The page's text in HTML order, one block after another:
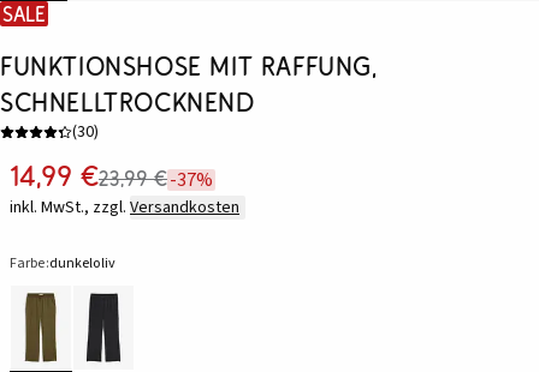
SALE
Funktionshose mit Raffung,
schnelltrocknend
(30)
14,99 €23,99 €-37%
inkl. MwSt., zzgl. Versandkosten
Farbe:dunkeloliv